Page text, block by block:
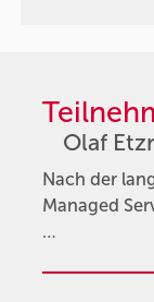
Olaf
Nach der
Managed
…